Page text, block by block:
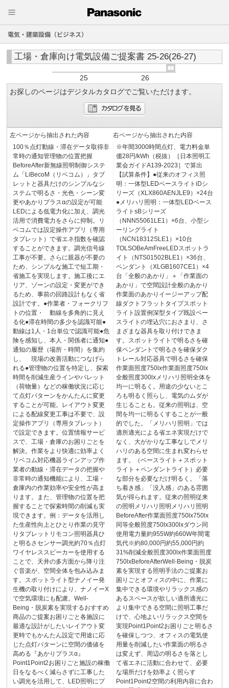
電気・建築設備（ビジネス）
工場・倉庫向け電気設備ご提案書 25-26(26-27)
25
26
お探しのページはデジタルカタログでご覧いただけます。
左ページから抽出された内容
100％点灯動線・滞在データ取得非
常時の通知管理物の位置把握
BeforeAfter新無線照明制御システ
ム「LiBecoM（リベコム）」タブ
レットと器具だけのシンプルなシ
ステムで明るさ・光色・シーン変
更やあかりプラスαの設定が可能
LEDによる低電力化に加え、調光
活用で消費電力をさらに抑制。リ
ベコムでは設定操作アプリ（専用
タブレット）で省エネ指数を確認
することができます。調光信号線
工事が不要。さらに親器が不要の
ため、シンプルな施工で短工期・
省施工を実現します。施工後にエ
リア、ゾーンの設定・変更ができ
るため、事前の回路設計もなく省
設計です。●作業者・フォークリフ
トの位置・ 動線を多角的に見え
る化●滞在時間の多少を認識可能●
動線は1人・1台単位で認識可能●危
険を感知し、本人・関係者に通知●
通知の履歴（場所・時間）を集約
し、 現場の改善活動につなげら
れる●管理物の位置を特定し、探索
時間を削減生産ラインやパレット
（荷物量）などの稼働状況に応じ
て点灯パターンをかんたんに変更
することが可能。レイアウト変更
による配線変更工事は不要で、設
定操作アプリ（専用タブレット）
で設定できます。位置情報サービ
スで、工場・倉庫のお困りごとを
解決。作業をより快適に効率よく
リベコム対応機器ラインアップ作
業者の動線・滞在データの把握や
非常時の通知機能により、工場・
倉庫内の作業効率や安全性が高ま
ります。また、管理物の位置を把
握することで探索時間の削減も実
現できます。例：データを活用し
た生産性向上とひとり作業の見守
りタブレットリモコン照明器具ひ
と明るさセンサー調光約70％点灯
ワイヤレススピーカーを使用する
ことで、天井の多方面から降り注
ぐ音楽が、空間全体を包み込みま
す。スポットライト型ナノイー発
生機の取り付けにより、ナノイーX
で空気環境にも配慮。Well-
Being・脱炭素を実現するおすすめ
商品のご提案お困りごと各施設に
最適な設計がしたいレイアウト変
更時でもかんたん設定で用途に応
じた点灯パターンに空間の価値を
高める『あかりプラスα』
Point1Point2お困りごと施設の稼働
日をなるべく減らさずに工事した
い調光を活用して、LED照明にプ
右ページから抽出された内容
※年間3000時間点灯、電力料金単
価28円/kWh（税抜）［日本照明工
業会ガイドA139-2023］で算出
【試算条件】●従来のオフィス照
明：一体型LEDベースライトiDシ
リーズ（XLX860AENJLE9）×24台
●メリハリ照明：一体型LEDベース
ライトsBシリーズ
（NNN55061LE1）×6台、小型シ
ーリングライト
（NCN18312SLE1）×10台
TOLSOBeAmFreeLEDスポットラ
イト（NTS01502BLE1）×36台、
ペンダント（XLGB1607CE1）×4
台「全般のあかり」＋「作業面の
あかり」で空間設計全般のあかり
作業面のあかりイージーアップ配
線ダクトフラットタイプスポット
ライト設置例深型タイプ既設ベー
スライトの埋込穴におさまり、さ
まざまな器具を取り付けできま
す。スポットライトで明るさを確
保ペンダントで明るさを確保ダク
トレール対応器具で明るさを確保
作業面照度750lx作業面照度750lx
全般照度300lxメリハリ照明全体を
均一に明るく。用途の少ないとこ
ろも明るく照らし、電気のムダが
生じることも。従来の照明は、空
間を均一に明るくすることが一般
的でした。「メリハリ照明」では
適所適光による省エネ実現だけで
なく、大がかりな工事なしでメリ
ハリのある空間に生まれ変わらせ
ます。（ベースライト＋スポット
ライト＋ペンダントライト）必要
な部分を必要なだけ明るく。「落
ち着き感」「没入感」のある雰囲
気が得られます。従来の照明従来
の照明メリハリ照明メリハリ照明
BeforeAfter作業面照度750lx750lx
同等全般照度750lx300lxダウン同
使用電力量約955W約660W年間電
気代※約80,000円約55,000円約
31%削減全般照度300lx作業面照度
750lxBeforeAfterWell-Being・脱炭
素を実現する照明手法のご提案お
困りごとオフィスの中に、作業に
集中できる環境やリラックス感の
あるスペースが欲しい適所適光に
より集中できる空間に照明工事だ
けで、心地よいリラックス空間を
実現Point1Point2お困りごと明るさ
を確保しつつ、オフィスの電気使
用量を削減したい作業面の明るさ
は変えず、周辺の明るさを落とし
て省エネに活動に合わせて、必要
な場所だけを効率よく照らす
Point1Point2空間の利用内容に合わ